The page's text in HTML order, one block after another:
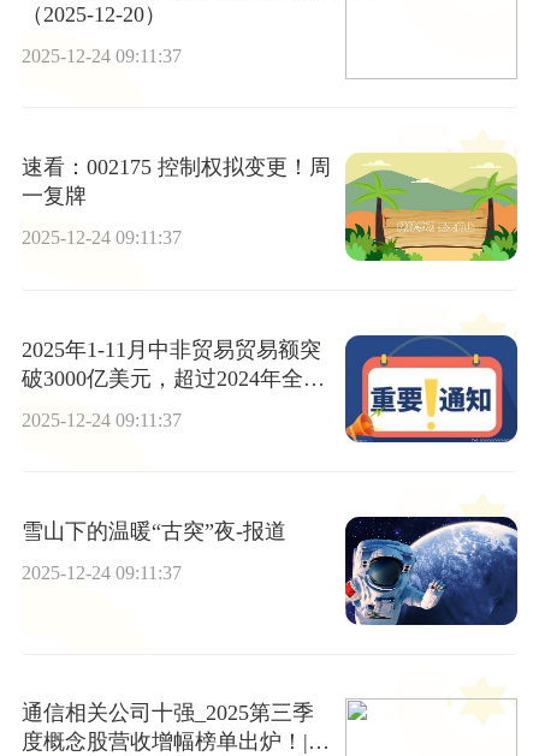
（2025-12-20）
2025-12-24 09:11:37
速看：002175 控制权拟变更！周
一复牌
2025-12-24 09:11:37
2025年1-11月中非贸易贸易额突
破3000亿美元，超过2024年全年
2025-12-24 09:11:37
雪山下的温暖“古突”夜-报道
2025-12-24 09:11:37
通信相关公司十强_2025第三季
度概念股营收增幅榜单出炉！|每